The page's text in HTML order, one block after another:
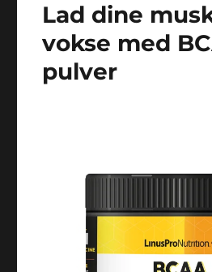
Lad dine
vokse med
pulver